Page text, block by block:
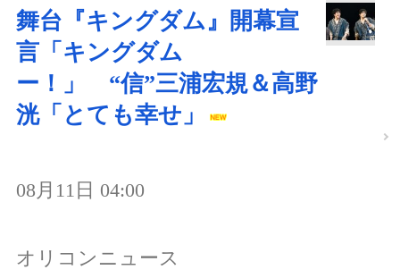
舞台『キングダム』開幕宣
言「キングダム
ー！」 “信”三浦宏規＆高野
洸「とても幸せ」
08月11日 04:00
オリコンニュース